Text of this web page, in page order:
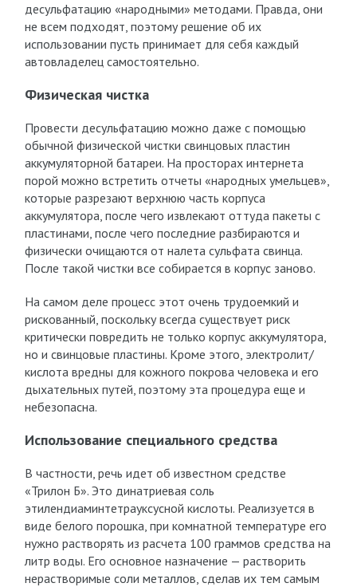
десульфатацию «народными» методами. Правда, они
не всем подходят, поэтому решение об их
использовании пусть принимает для себя каждый
автовладелец самостоятельно.
Физическая чистка
Провести десульфатацию можно даже с помощью
обычной физической чистки свинцовых пластин
аккумуляторной батареи. На просторах интернета
порой можно встретить отчеты «народных умельцев»,
которые разрезают верхнюю часть корпуса
аккумулятора, после чего извлекают оттуда пакеты с
пластинами, после чего последние разбираются и
физически очищаются от налета сульфата свинца.
После такой чистки все собирается в корпус заново.
На самом деле процесс этот очень трудоемкий и
рискованный, поскольку всегда существует риск
критически повредить не только корпус аккумулятора,
но и свинцовые пластины. Кроме этого, электролит/
кислота вредны для кожного покрова человека и его
дыхательных путей, поэтому эта процедура еще и
небезопасна.
Использование специального средства
В частности, речь идет об известном средстве
«Трилон Б». Это динатриевая соль
этилендиаминтетрауксусной кислоты. Реализуется в
виде белого порошка, при комнатной температуре его
нужно растворять из расчета 100 граммов средства на
литр воды. Его основное назначение — растворить
нерастворимые соли металлов, сделав их тем самым